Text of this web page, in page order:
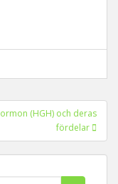
(HGH) och deras
fördelar